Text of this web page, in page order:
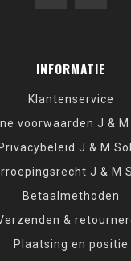
INFORMATIE
Klantenservice
voorwaarden J & M
Privacybeleid J & M
J & M
Betaalmethoden
&
Plaatsing en positie